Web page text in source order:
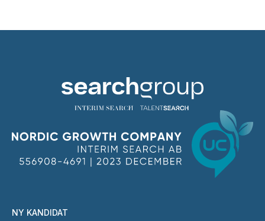
NY KANDIDAT